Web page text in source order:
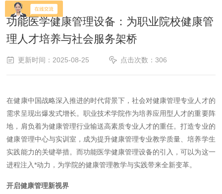
功能医学健康管理设备：为职业院校健康管
理人才培养与社会服务架桥
更新时间：2025-08-25 点击次数：306
在健康中国战略深入推进的时代背景下，社会对健康管理专业人才的
需求呈现出爆发式增长。职业技术学院作为培养应用型人才的重要阵
地，肩负着为健康管理行业输送高素质专业人才的重任。打造专业的
健康管理中心与实训室，成为提升健康管理专业教学质量、培养学生
实践能力的关键举措。而功能医学健康管理设备的引入，可以为这一
进程注入*动力，为学院的健康管理教学与实践带来全新变革。
开启健康管理新视界